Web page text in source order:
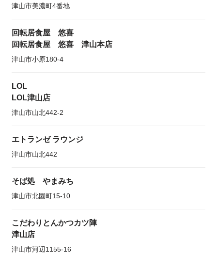
津山市美濃町4番地
回転居食屋 悠喜
回転居食屋 悠喜 津山本店
津山市小原180-4
LOL
LOL津山店
津山市山北442-2
エトランゼ ラウンジ
津山市山北442
そば処 やまみち
津山市北園町15-10
こだわりとんかつカツ陣
津山店
津山市河辺1155-16